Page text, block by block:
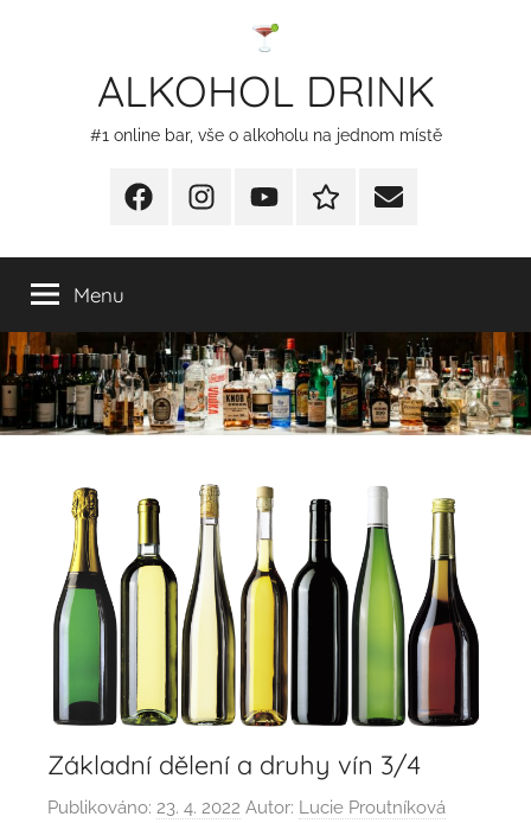
ALKOHOL DRINK
#1 online bar, vše o alkoholu na jednom místě
FacebookInstagram
YT
Redakční
E-
Menu
Základní dělení a druhy vín 3/4
Publikováno: 23. 4. 2022 Autor: Lucie Proutníková